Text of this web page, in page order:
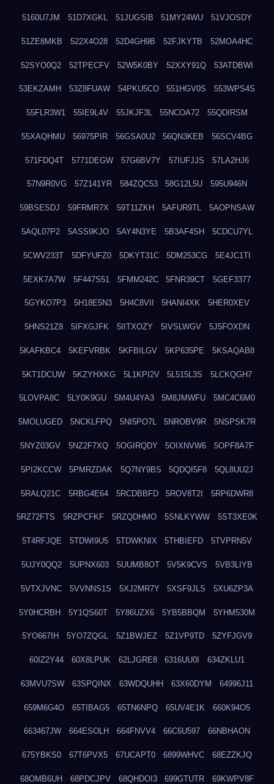
5160U7JM 51D7XGKL 51JUGSIB 51MY24WU 51VJOSDY
51ZE8MKB 522X4O28 52D4GH9B 52FJKYTB 52MOA4HC
52SYO0Q2 52TPECFV 52W5K0BY 52XXY91Q 53ATDBWI
53EKZAMH 53Z8FUAW 54PKU5CO 551HGV0S 553WPS4S
55FLR3W1 55IE9L4V 55JKJF3L 55NCOA72 55QDIRSM
55XAQHMU 56975PIR 56GSA0U2 56QN3KEB 56SCV4BG
571FDQ4T 5771DEGW 57G6BV7Y 57IUFJJS 57LA2HJ6
57N9R0VG 57Z141YR 584ZQC53 58G12L5U 595U946N
59BSESDJ 59FRMR7X 59T11ZKH 5AFUR9TL 5AOPNSAW
5AQL07P2 5ASS9KJO 5AY4N3YE 5B3AF4SH 5CDCU7YL
5CWV233T 5DFYUFZ0 5DKYT31C 5DM253CG 5E4JC1TI
5EXK7A7W 5F447S51 5FMM242C 5FNR39CT 5GEF3377
5GYKO7P3 5H18E5N3 5H4C8VII 5HANI4XK 5HER0XEV
5HNS21Z8 5IFXGJFK 5IITXOZY 5IVSLWGV 5J5FOXDN
5KAFKBC4 5KEFVRBK 5KFBILGV 5KP635PE 5KSAQAB8
5KT1DCUW 5KZYHXKG 5L1KPI2V 5L515L3S 5LCKQGH7
5LOVPA8C 5LY0K9GU 5M4U4YA3 5M8JMWFU 5MC4C6M0
5MOLUGED 5NCKLFPQ 5NI5PO7L 5NROBV9R 5NSPSK7R
5NYZ03GV 5NZ2F7XQ 5OGIRQDY 5OIXNVW6 5OPF8A7F
5PI2KCCW 5PMRZDAK 5Q7NY9BS 5QDQI5F8 5QL8UU2J
5RALQ21C 5RBG4E64 5RCDBBFD 5ROV8T2I 5RP6DWR8
5RZ72FTS 5RZPCFKF 5RZQDHMO 5SNLKYWW 5ST3XE0K
5T4RFJQE 5TDWI9U5 5TDWKNIX 5THBIEFD 5TVPRN5V
5UJY0QQ2 5UPNX603 5UUMB8OT 5V5K9CVS 5VB3LIYB
5VTXJVNC 5VVNNS1S 5XJ2MR7Y 5XSF9JLS 5XU6ZP3A
5Y0HCRBH 5Y1QS60T 5Y86UZX6 5YB5BBQM 5YHM530M
5YO667IH 5YO7ZQGL 5Z1BWJEZ 5Z1VP9TD 5ZYFJGV9
60IZ2Y44 60X8LPUK 62LJGRE8 6316UU0I 634ZKLU1
63MVU7SW 63SPQINX 63WDQUHH 63X60DYM 64996J11
659M6G4O 65TIBAG5 65TN6NPQ 65UV4E1K 660K94O5
663467JW 664ESOLH 664FNVV4 66C6U597 66NBHAON
675YBKS0 67T6PVX5 67UCAPT0 6899WHVC 68EZZKJQ
68OMB6UH 68PDCJPV 68QHDOI3 699GTUTR 69KWPV8F